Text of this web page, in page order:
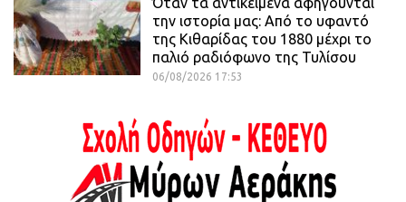
την ιστορία μας: Από το υφαντό
της Κιθαρίδας του 1880 μέχρι το
παλιό ραδιόφωνο της Τυλίσου
06/08/2026 17:53